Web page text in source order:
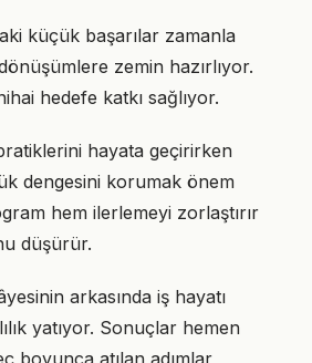
küçük başarılar zamanla
zemin hazırlıyor.
hedefe katkı sağlıyor.
hayata geçirirken
dengesini korumak önem
hem ilerlemeyi zorlaştırır
düşürür.
arkasında iş hayatı
yatıyor. Sonuçlar hemen
boyunca atılan adımlar